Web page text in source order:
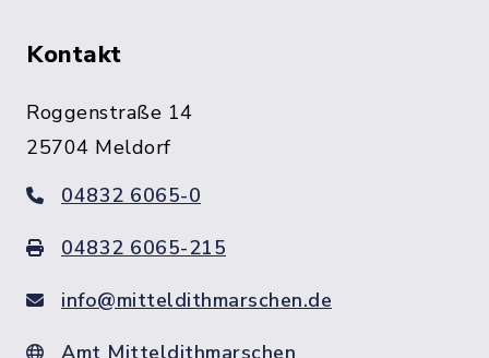
Kontakt
Roggenstraße 14
25704 Meldorf
04832 6065-0
04832 6065-215
info@mitteldithmarschen.de